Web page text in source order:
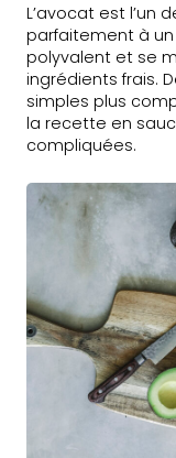
L’avocat est l’un
parfaitement à un
polyvalent et se
ingrédients frais.
simples plus
la recette en
compliquées.